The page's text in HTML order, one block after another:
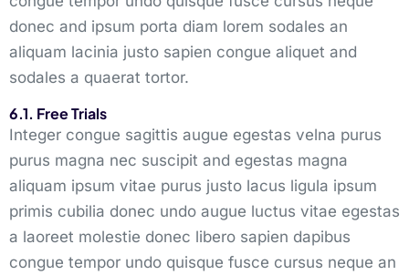
donec and ipsum porta diam lorem sodales an
aliquam lacinia justo sapien congue aliquet and
sodales a quaerat tortor.
6.1. Free Trials
Integer congue sagittis augue egestas velna purus
purus magna nec suscipit and egestas magna
aliquam ipsum vitae purus justo lacus ligula ipsum
primis cubilia donec undo augue luctus vitae egestas
a laoreet molestie donec libero sapien dapibus
congue tempor undo quisque fusce cursus neque an